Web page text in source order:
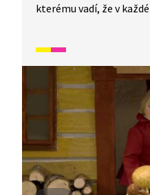
kterému vadí, že v
kočky jsou totiž lidé
nakonec souhlasí. Ezop
příběhem dokáže, že
Pohádka je vhodná
k výuce češtiny pro